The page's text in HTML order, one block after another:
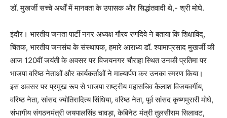
डॉ. मुखर्जी सच्चे अर्थों में मानवता के उपासक और सिद्धांतवादी थे,- श्री मोघे.
इंदौर। भारतीय जनता पार्टी नगर अध्यक्ष गौरव रणदिवे ने बताया कि शिक्षाविद्,
चिंतक, भारतीय जनसंघ के संस्थापक, हमारे आराध्य डॉ. श्यामाप्रसाद मुखर्जी की
आज 120वीं जयंती के अवसर पर विजयनगर चौराहा स्थित उनकी प्रतिमा पर
भाजपा वरिष्ठ नेताओं और कार्यकर्ताओं ने माल्यार्पण कर उनका स्मरण किया।
इस अवसर पर प्रमुख रूप से भाजपा राष्ट्रीय महासचिव कैलाश विजयवर्गीय,
वरिष्ठ नेता, सांसद ज्योतिरादित्य सिंधिया, वरिष्ठ नेता, पूर्व सांसद कृष्णमुरारी मोघे,
संभागीय संगठनमंत्री जयपालसिंह चावड़ा, केबिनेट मंत्री तुलसीराम सिलावट,